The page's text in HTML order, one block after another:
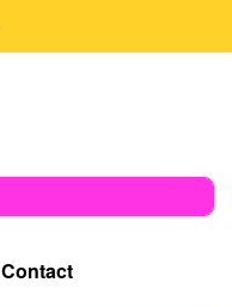
Contact